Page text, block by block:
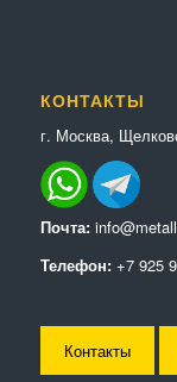
КОНТАКТЫ
г. Москва,
Почта:
Телефон: +7 925
Контакты